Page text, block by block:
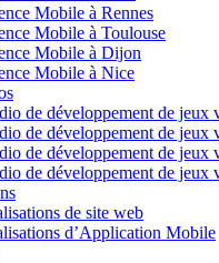
Mobile à Rennes
Mobile à Toulouse
Mobile à Dijon
Mobile à Nice
de développement de jeux
de développement de jeux
de développement de jeux
de développement de jeux
de site web
d’Application Mobile